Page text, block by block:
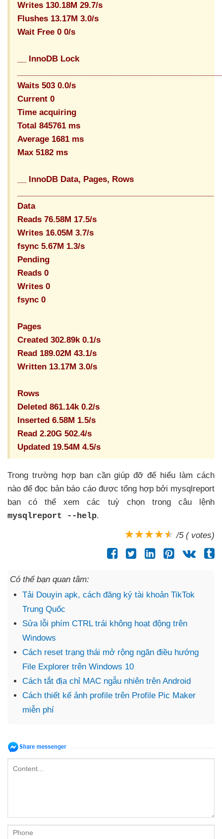
Writes 130.18M 29.7/s
Flushes 13.17M 3.0/s
Wait Free 0 0/s
__ InnoDB Lock
Waits 503 0.0/s
Current 0
Time acquiring
Total 845761 ms
Average 1681 ms
Max 5182 ms
__ InnoDB Data, Pages, Rows
Data
Reads 76.58M 17.5/s
Writes 16.05M 3.7/s
fsync 5.67M 1.3/s
Pending
Reads 0
Writes 0
fsync 0
Pages
Created 302.89k 0.1/s
Read 189.02M 43.1/s
Written 13.17M 3.0/s
Rows
Deleted 861.14k 0.2/s
Inserted 6.58M 1.5/s
Read 2.20G 502.4/s
Updated 19.54M 4.5/s
Trong trường hợp bạn cần giúp đỡđể hiểu làm cách
nàođể đọc bản báo cáo được tổng hợp bởi mysqlreport
bạn có thể xem các tuỳ chọn trong câu lệnh
mysqlreport --help.
/5 ( votes)
Có thể bạn quan tâm:
Tải Douyin apk, cách đăng ký tài khoản TikTok
Trung Quốc
Sửa lỗi phím CTRL trái không hoạt động trên
Windows
Cách reset trạng thái mở rộng ngăn điều hướng
File Explorer trên Windows 10
Cách tắt địa chỉ MAC ngẫu nhiên trên Android
Cách thiết kế ảnh profile trên Profile Pic Maker
miễn phí